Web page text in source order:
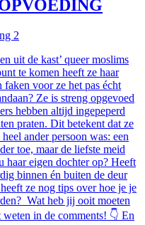
2
uit de kast’ queer moslims
te komen heeft ze haar
faken voor ze het pas écht
Ze is streng opgevoed
hebben altijd ingepeperd
praten. Dit betekent dat ze
ander persoon was: een
toe, maar de liefste meid
haar eigen dochter op? Heeft
binnen én buiten de deur
ze nog tips over hoe je je
Wat heb jij ooit moeten
in de comments! 👇 En